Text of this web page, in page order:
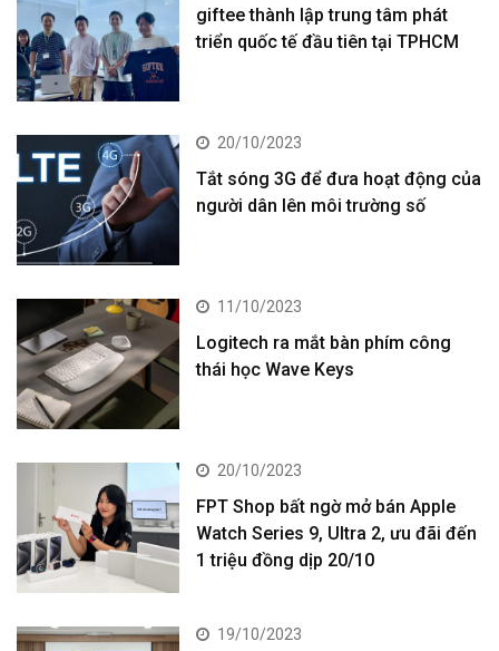
giftee thành lập trung tâm phát
triển quốc tế đầu tiên tại TPHCM
20/10/2023
Tắt sóng 3G để đưa hoạt động của
người dân lên môi trường số
11/10/2023
Logitech ra mắt bàn phím công
thái học Wave Keys
20/10/2023
FPT Shop bất ngờ mở bán Apple
Watch Series 9, Ultra 2, ưu đãi đến
1 triệu đồng dịp 20/10
19/10/2023